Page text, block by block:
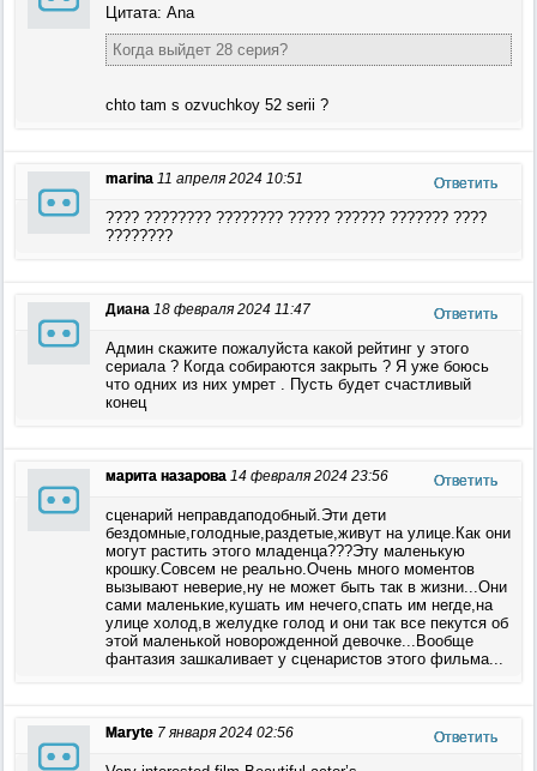
Цитата: Ana
Когда выйдет 28 серия?
chto tam s ozvuchkoy 52 serii ?
marina 11 апреля 2024 10:51 Ответить
???? ???????? ???????? ????? ?????? ??????? ????
????????
Диана 18 февраля 2024 11:47 Ответить
Админ скажите пожалуйста какой рейтинг у этого
сериала ? Когда собираются закрыть ? Я уже боюсь
что одних из них умрет . Пусть будет счастливый
конец
марита назарова 14 февраля 2024 23:56 Ответить
сценарий неправдаподобный.Эти дети
бездомные,голодные,раздетые,живут на улице.Как они
могут растить этого младенца???Эту маленькую
крошку.Совсем не реально.Очень много моментов
вызывают неверие,ну не может быть так в жизни...Они
сами маленькие,кушать им нечего,спать им негде,на
улице холод,в желудке голод и они так все пекутся об
этой маленькой новорожденной девочке...Вообще
фантазия зашкаливает у сценаристов этого фильма...
Maryte 7 января 2024 02:56 Ответить